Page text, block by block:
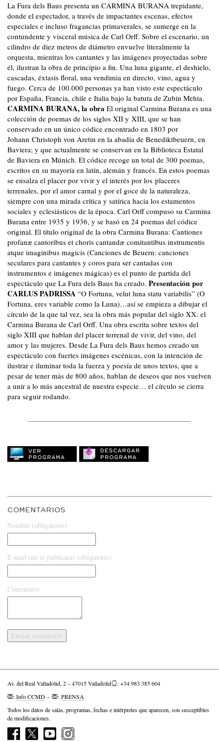
La Fura dels Baus presenta un CARMINA BURANA trepidante,
donde el espectador, a través de impactantes escenas, efectos
especiales e incluso fragancias primaverales, se sumerge en la
contundente y visceral música de Carl Orff. Sobre el escenario, un
cilindro de diez metros de diámetro envuelve literalmente la
orquesta, mientras los cantantes y las imágenes proyectadas sobre
él, ilustran la obra de principio a fin. Una luna gigante, el deshielo,
cascadas, éxtasis floral, una vendimia en directo, vino, agua y
fuego. Cerca de 100.000 personas ya han visto este espectáculo
por España, Francia, chile e Italia bajo la batuta de Zubin Mehta.
CARMINA BURANA, la obra El original Carmina Burana es una
colección de poemas de los siglos XII y XIII, que se han
conservado en un único códice encontrado en 1803 por
Johann Christoph von Aretin en la abadía de Benediktbeuern, en
Baviera; y que actualmente se conservan en la Biblioteca Estatal
de Baviera en Múnich. El códice recoge un total de 300 poemas,
escritos en su mayoría en latín, alemán y francés. En estos poemas
se ensalza el placer por vivir y el interés por los placeres
terrenales, por el amor carnal y por el goce de la naturaleza,
siempre con una mirada crítica y satírica hacia los estamentos
sociales y eclesiásticos de la época. Carl Orff compuso su Carmina
Burana entre 1935 y 1936, y se basó en 24 poemas del códice
original. El título original de la obra Carmina Burana: Cantiones
profanæ cantoribus et choris cantandæ comitantibus instrumentis
atque imaginibus magicis (Canciones de Beuern: canciones
seculares para cantantes y coros para ser cantadas con
instrumentos e imágenes mágicas) es el punto de partida del
espectáculo que La Fura dels Baus ha creado. Presentación por
CARLUS PADRISSA “O Fortuna, velut luna statu variabilis” (O
Fortuna, eres variable como la Luna)…así se empieza a dibujar el
círculo de la que tal vez, sea la obra más popular del siglo XX: el
Carmina Burana de Carl Orff. Una obra escrita sobre textos del
siglo XIII que hablan del placer terrenal de vivir, del vino, del
amor y las mujeres. Desde La Fura dels Baus hemos creado un
espectáculo con fuertes imágenes escénicas, con la intención de
ilustrar e iluminar toda la fuerza y poesía de unos textos, que a
pesar de tener más de 800 años, hablan de deseos que nos vuelven
a unir a lo más ancestral de nuestra especie… el círculo se cierra
para seguir rodando.
COMENTARIOS
Nombre (obligatorio)
E-mail (no se publicará) (obligatorio)
Comentario
Av. del Real Valladolid, 2 – 47015 Valladolid
: +34 983 385 604
:Info CCMD – : PRENSA
Todos los datos de salas, programas, fechas e intérpretes que aparecen, son susceptibles
de modificaciones.